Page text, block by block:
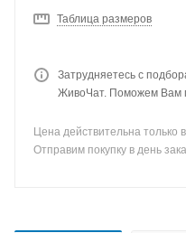
Таблица размеров
Затрудняетесь с
ЖивоЧат. Поможем Вам
Цена действительна только
Отправим покупку в день